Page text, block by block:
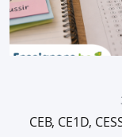
CEB, CE1D,